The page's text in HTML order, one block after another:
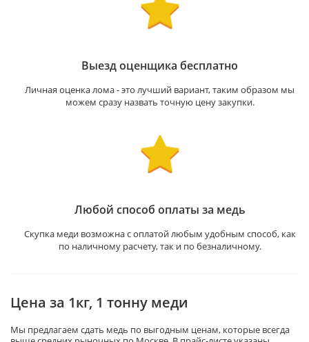
Выезд оценщика бесплатно
Личная оценка лома - это лучший вариант, таким образом мы
можем сразу назвать точную цену закупки.
Любой способ оплаты за медь
Скупка меди возможна с оплатой любым удобным способ, как
по наличному расчету, так и по безналичному.
Цена за 1кг, 1 тонну меди
Мы предлагаем сдать медь по выгодным ценам, которые всегда